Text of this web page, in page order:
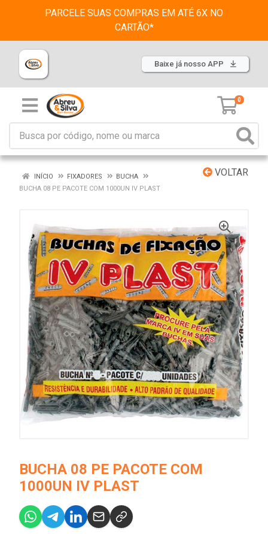
PARCELE SUAS COMPRAS EM ATÉ 6X NO
CARTÃO*
Baixe já nosso APP
0
VOLTAR
INÍCIO FIXADORES
BUCHA
BUCHA 08 PE PACOTE COM 1000UN IV PLAST
BUCHA 08 PE PACOTE COM
1000UN IV PLAST